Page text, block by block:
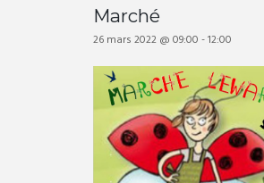
Marché
26 mars 2022 @ 09:00 -12:00